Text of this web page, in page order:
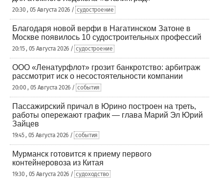
20:30 , 05 Августа 2026 / судостроение
Благодаря новой верфи в Нагатинском Затоне в
Москве появилось 10 судостроительных профессий
20:15 , 05 Августа 2026 / судостроение
ООО «Ленатурфлот» грозит банкротство: арбитраж
рассмотрит иск о несостоятельности компании
20:00 , 05 Августа 2026 / события
Пассажирский причал в Юрино построен на треть,
работы опережают график — глава Марий Эл Юрий
Зайцев
19:45 , 05 Августа 2026 / события
Мурманск готовится к приему первого
контейнеровоза из Китая
19:30 , 05 Августа 2026 / судоходство